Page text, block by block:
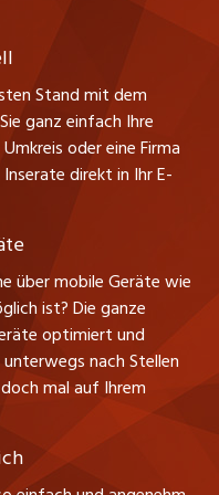
Stand mit dem
ganz einfach Ihre
oder eine Firma
direkt in Ihr E-
über mobile Geräte wie
ist? Die ganze
optimiert und
nach Stellen
mal auf Ihrem